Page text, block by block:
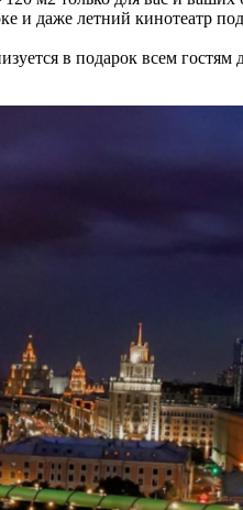
и даже летний кинотеатр
в подарок всем